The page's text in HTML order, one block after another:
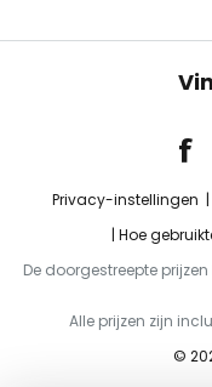
Privacy-instellingen
Hoe
De doorgestreepte
Alle prijzen zijn
©